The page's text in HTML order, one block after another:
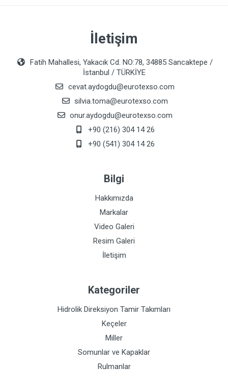
İletişim
Fatih Mahallesi, Yakacık Cd. NO:78, 34885 Sancaktepe /
İstanbul / TÜRKİYE
cevat.aydogdu@eurotexso.com
silvia.toma@eurotexso.com
onur.aydogdu@eurotexso.com
+90 (216) 304 14 26
+90 (541) 304 14 26
Bilgi
Hakkımızda
Markalar
Video Galeri
Resim Galeri
İletişim
Kategoriler
Hidrolik Direksiyon Tamir Takımları
Keçeler
Miller
Somunlar ve Kapaklar
Rulmanlar